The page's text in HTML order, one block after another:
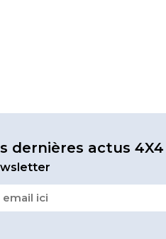
dernières actus